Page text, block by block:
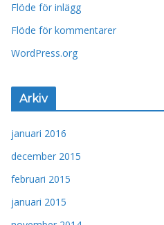
Flöde för inlägg
Flöde för kommentarer
WordPress.org
Arkiv
januari 2016
december 2015
februari 2015
januari 2015